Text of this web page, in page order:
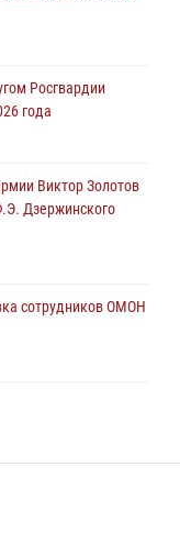
товарища на
отметили
Росгвардии
года
Виктор Золотов
Дзержинского
сотрудников ОМОН
Центрального